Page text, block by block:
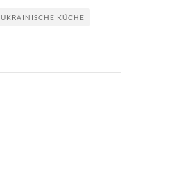
UKRAINISCHE KÜCHE